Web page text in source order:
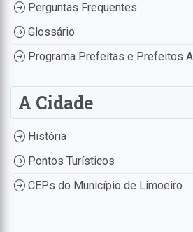
Perguntas Frequentes
Glossário
Programa Prefeitas e Prefeitos
A Cidade
História
Pontos Turísticos
CEPs do Município de Limoeiro